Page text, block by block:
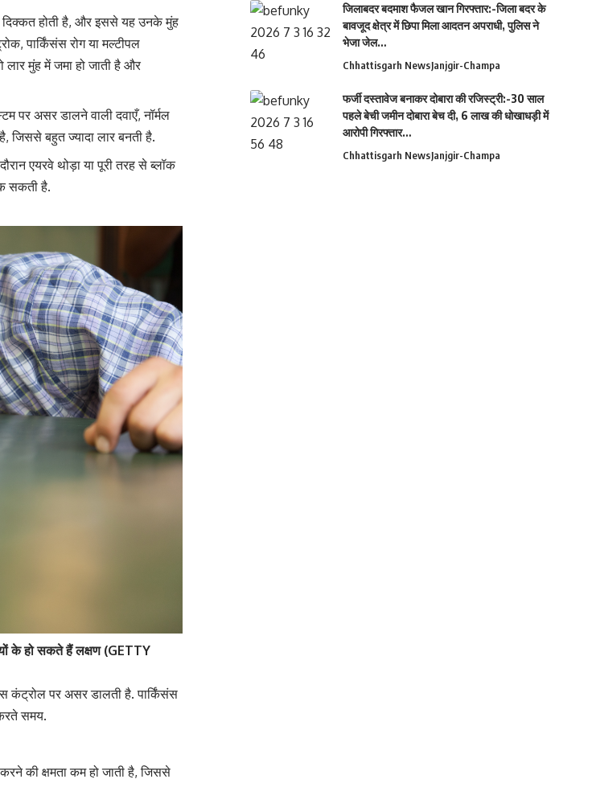
दिक्कत होती है, और इससे यह उनके मुंह
पार्किंसंस रोग या मल्टीपल
मुंह में जमा हो जाती है और
पर असर डालने वाली दवाएँ, नॉर्मल
जिससे बहुत ज्यादा लार बनती है.
एयरवे थोड़ा या पूरी तरह से ब्लॉक
सकती है.
के हो सकते हैं लक्षण (GETTY
कंट्रोल पर असर डालती है. पार्किंसंस
समय.
की क्षमता कम हो जाती है, जिससे
जिलाबदर बदमाश फैजल खान गिरफ्तार:-जिला बदर के
बावजूद क्षेत्र में छिपा मिला आदतन अपराधी, पुलिस ने
भेजा जेल…
Chhattisgarh NewsJanjgir-Champa
फर्जी दस्तावेज बनाकर दोबारा की रजिस्ट्री:-30 साल
पहले बेची जमीन दोबारा बेच दी, 6 लाख की धोखाधड़ी में
आरोपी गिरफ्तार…
Chhattisgarh NewsJanjgir-Champa